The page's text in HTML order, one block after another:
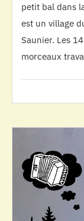
petit bal dans
est un village
Saunier. Les
morceaux